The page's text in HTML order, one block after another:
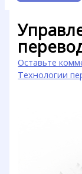
Оставьте
Технологии